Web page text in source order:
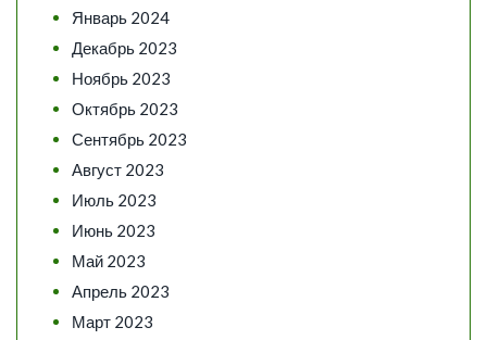
Январь 2024
Декабрь 2023
Ноябрь 2023
Октябрь 2023
Сентябрь 2023
Август 2023
Июль 2023
Июнь 2023
Май 2023
Апрель 2023
Март 2023